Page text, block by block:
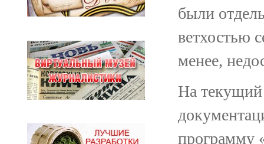
были
ветхостью
менее,
На текущий
программу